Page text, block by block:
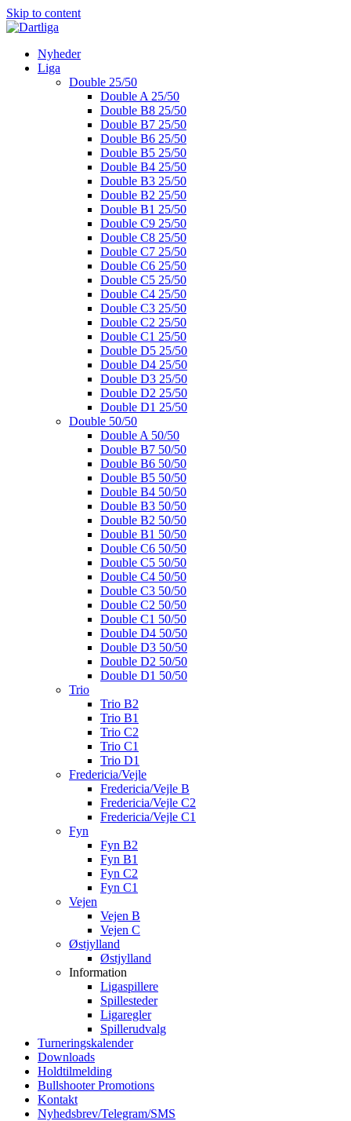
Skip to content
Nyheder
Liga
Double 25/50
Double A 25/50
Double B8 25/50
Double B7 25/50
Double B6 25/50
Double B5 25/50
Double B4 25/50
Double B3 25/50
Double B2 25/50
Double B1 25/50
Double C9 25/50
Double C8 25/50
Double C7 25/50
Double C6 25/50
Double C5 25/50
Double C4 25/50
Double C3 25/50
Double C2 25/50
Double C1 25/50
Double D5 25/50
Double D4 25/50
Double D3 25/50
Double D2 25/50
Double D1 25/50
Double 50/50
Double A 50/50
Double B7 50/50
Double B6 50/50
Double B5 50/50
Double B4 50/50
Double B3 50/50
Double B2 50/50
Double B1 50/50
Double C6 50/50
Double C5 50/50
Double C4 50/50
Double C3 50/50
Double C2 50/50
Double C1 50/50
Double D4 50/50
Double D3 50/50
Double D2 50/50
Double D1 50/50
Trio
Trio B2
Trio B1
Trio C2
Trio C1
Trio D1
Fredericia/Vejle
Fredericia/Vejle B
Fredericia/Vejle C2
Fredericia/Vejle C1
Fyn
Fyn B2
Fyn B1
Fyn C2
Fyn C1
Vejen
Vejen B
Vejen C
Østjylland
Østjylland
Information
Ligaspillere
Spillesteder
Ligaregler
Spillerudvalg
Turneringskalender
Downloads
Holdtilmelding
Bullshooter Promotions
Kontakt
Nyhedsbrev/Telegram/SMS